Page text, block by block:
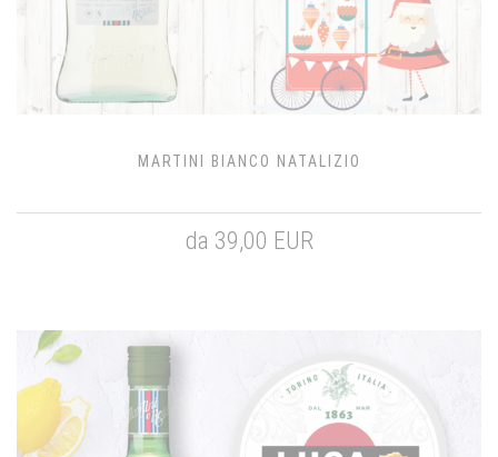
MARTINI BIANCO NATALIZIO
da 39,00 EUR